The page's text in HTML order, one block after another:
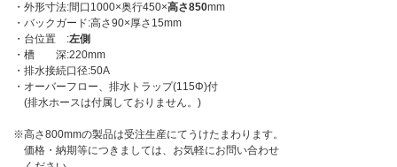
・外形寸法:間口1000×奥行450×高さ850mm
・バックガード:高さ90×厚さ15mm
・台位置 :左側
・槽 深:220mm
・排水接続口径:50A
・オーバーフロー、排水トラップ(115Φ)付
(排水ホースは付属しておりません。)
※高さ800mmの製品は受注生産にてうけたまわります。
価格・納期等につきましては、お気軽にお問い合わせ